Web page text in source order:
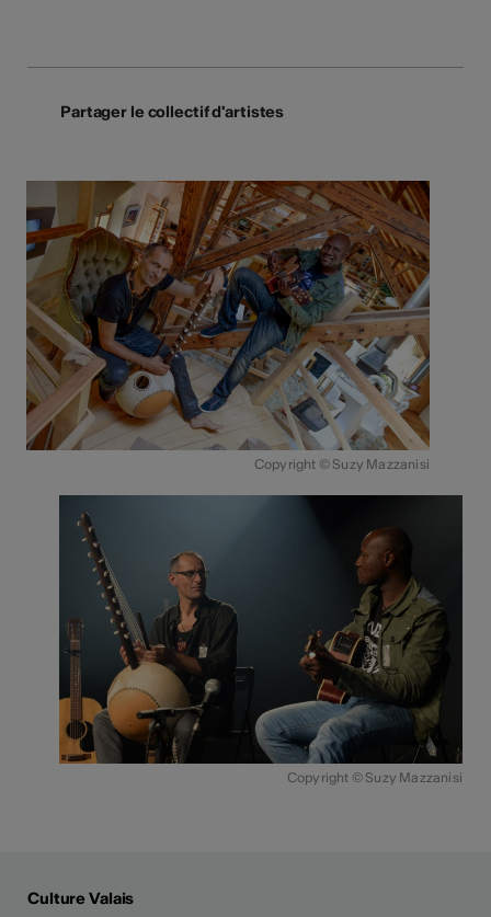
Partager le collectif d'artistes
Copyright © Suzy Mazzanisi
Copyright © Suzy Mazzanisi
Culture Valais